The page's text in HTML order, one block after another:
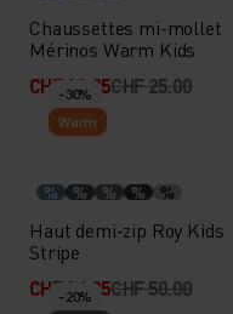
Chaussettes mi-mollet
Mérinos Warm Kids
CHF 19.95CHF 25.00
-30%
Warm
% % % % %
Haut demi-zip Roy Kids
Stripe
CHF 34.95CHF 50.00
-20%